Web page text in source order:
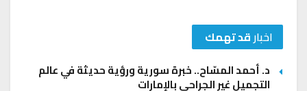
اخبارقد تهمك
د. أحمد المسّاح.. خبرة سورية ورؤية حديثة في عالم
التجميل غير الجراحي بالإمارات